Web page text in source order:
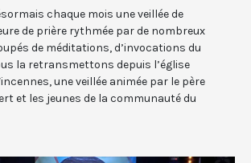
chaque mois une veillée de
de prière rythmée par de nombreux
de méditations, d’invocations du
la retransmettons depuis l’église
une veillée animée par le père
et les jeunes de la communauté du